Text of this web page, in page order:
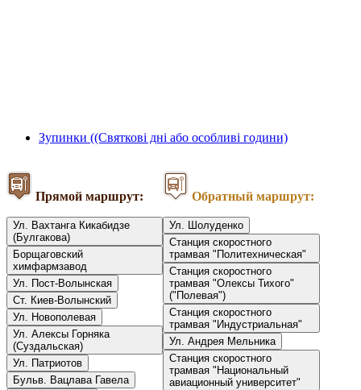
Зупинки ((Святкові дні або особливі години)
Прямой маршрут:
Ул. Вахтанга Кикабидзе
(Булгакова)
Борщаговский
химфармзавод
Ул. Пост-Волынская
Ст. Киев-Волынский
Ул. Новополевая
Ул. Алексы Горняка
(Суздальская)
Ул. Патриотов
Бульв. Вацлава Гавела
Обратный маршрут:
Ул. Шолуденко
Станция скоростного
трамвая "Политехническая"
Станция скоростного
трамвая "Олексы Тихого"
("Полевая")
Станция скоростного
трамвая "Индустриальная"
Ул. Андрея Мельника
Станция скоростного
трамвая "Национальный
авиационный университет"